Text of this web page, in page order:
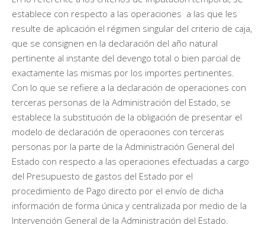
establece con respecto a las operaciones a las que les
resulte de aplicación el régimen singular del criterio de caja,
que se consignen en la declaración del año natural
pertinente al instante del devengo total o bien parcial de
exactamente las mismas por los importes pertinentes.
Con lo que se refiere a la declaración de operaciones con
terceras personas de la Administración del Estado, se
establece la substitución de la obligación de presentar el
modelo de declaración de operaciones con terceras
personas por la parte de la Administración General del
Estado con respecto a las operaciones efectuadas a cargo
del Presupuesto de gastos del Estado por el
procedimiento de Pago directo por el envío de dicha
información de forma única y centralizada por medio de la
Intervención General de la Administración del Estado.